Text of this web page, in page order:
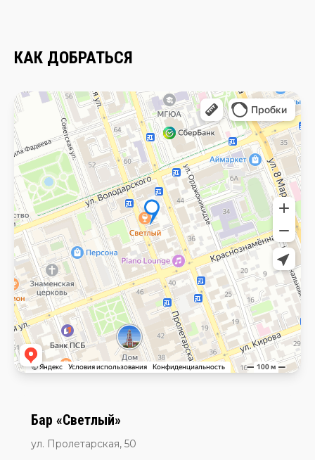
КАК ДОБРАТЬСЯ
Бар «Светлый»
ул. Пролетарская, 50